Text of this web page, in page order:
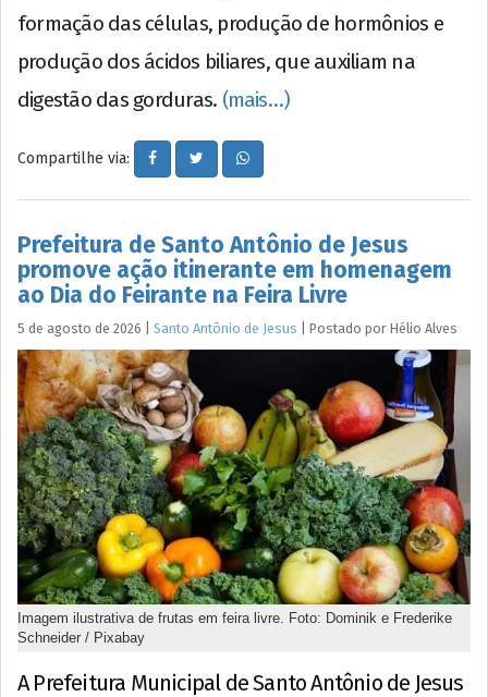
formação das células, produção de hormônios e
produção dos ácidos biliares, que auxiliam na
digestão das gorduras. (mais…)
Compartilhe via:
Prefeitura de Santo Antônio de Jesus
promove ação itinerante em homenagem
ao Dia do Feirante na Feira Livre
5 de agosto de 2026 Santo Antônio de Jesus Postado por Hélio Alves
Imagem ilustrativa de frutas em feira livre. Foto: Dominik e Frederike
Schneider / Pixabay
A Prefeitura Municipal de Santo Antônio de Jesus